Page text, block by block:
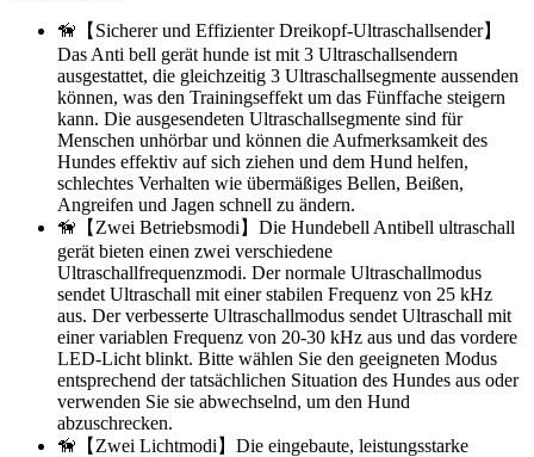
🦮【Sicherer und Effizienter Dreikopf-Ultraschallsender】
Das Anti bell gerät hunde ist mit 3 Ultraschallsendern
ausgestattet, die gleichzeitig 3 Ultraschallsegmente aussenden
können, was den Trainingseffekt um das Fünffache steigern
kann. Die ausgesendeten Ultraschallsegmente sind für
Menschen unhörbar und können die Aufmerksamkeit des
Hundes effektiv auf sich ziehen und dem Hund helfen,
schlechtes Verhalten wie übermäßiges Bellen, Beißen,
Angreifen und Jagen schnell zu ändern.
🦮【Zwei Betriebsmodi】Die Hundebell Antibell ultraschall
gerät bieten einen zwei verschiedene
Ultraschallfrequenzmodi. Der normale Ultraschallmodus
sendet Ultraschall mit einer stabilen Frequenz von 25 kHz
aus. Der verbesserte Ultraschallmodus sendet Ultraschall mit
einer variablen Frequenz von 20-30 kHz aus und das vordere
LED-Licht blinkt. Bitte wählen Sie den geeigneten Modus
entsprechend der tatsächlichen Situation des Hundes aus oder
verwenden Sie sie abwechselnd, um den Hund
abzuschrecken.
🦮【Zwei Lichtmodi】Die eingebaute, leistungsstarke